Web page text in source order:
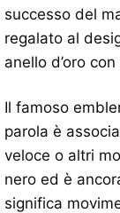
successo del
regalato al
anello d’oro
Il famoso
parola è
veloce o altri
nero ed è
significa